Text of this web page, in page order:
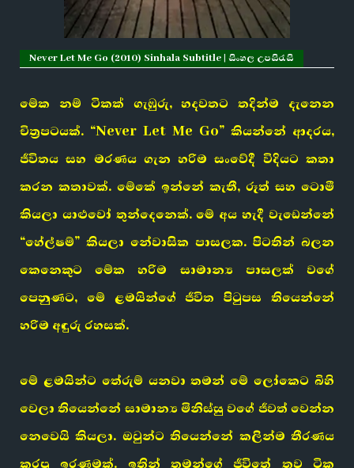
Never Let Me Go (2010) Sinhala Subtitle | සිංහල උපසිරැසි
මේක නම් ටිකක් ගැඹුරු, හදවතට තදින්ම දැනෙන
චිත්‍රපටයක්. “Never Let Me Go” කියන්නේ ආදරය,
ජීවිතය සහ මරණය ගැන හරිම සංවේදී විදියට කතා
කරන කතාවක්. මේකේ ඉන්නේ කැතී, රූත් සහ ටොමී
කියලා යාළුවෝ තුන්දෙනෙක්. මේ අය හැදී වැඩෙන්නේ
“හේල්ෂම්” කියලා නේවාසික පාසලක. පිටතින් බලන
කෙනෙකුට මේක හරිම සාමාන්‍ය පාසලක් වගේ
පෙනුණට, මේ ළමයින්ගේ ජීවිත පිටුපස තියෙන්නේ
හරිම අඳුරු රහසක්.
මේ ළමයින්ට තේරුම් යනවා තමන් මේ ලෝකෙට බිහි
වෙලා තියෙන්නේ සාමාන්‍ය මිනිස්සු වගේ ජීවත් වෙන්න
නෙවෙයි කියලා. ඔවුන්ට තියෙන්නේ කලින්ම තීරණය
කරපු ඉරණමක්. ඉතින් තමන්ගේ ජීවිතේ තව ටික